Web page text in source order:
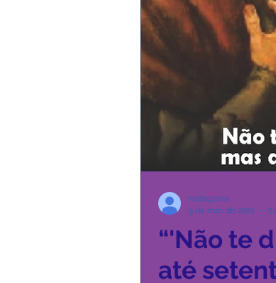
“'Não te
até
nsdagloria
9 de mar. de 2021
0